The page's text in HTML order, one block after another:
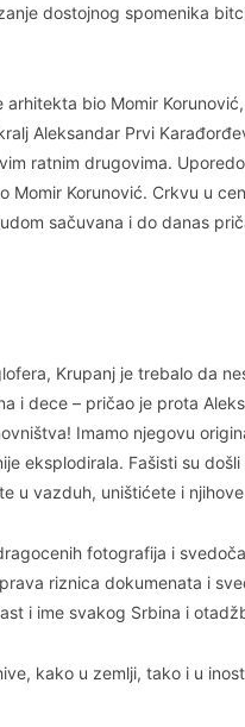
dostojnog spomenika
bio Momir
Aleksandar Prvi
ratnim drugovima.
Momir Korunović. Crkvu u
sačuvana i do danas
Krupanj je trebalo da
i dece – pričao je prota
Imamo njegovu
eksplodirala. Fašisti su
u vazduh, uništićete i
fotografija i
riznica dokumenata i
i ime svakog Srbina i
kako u zemlji, tako i u